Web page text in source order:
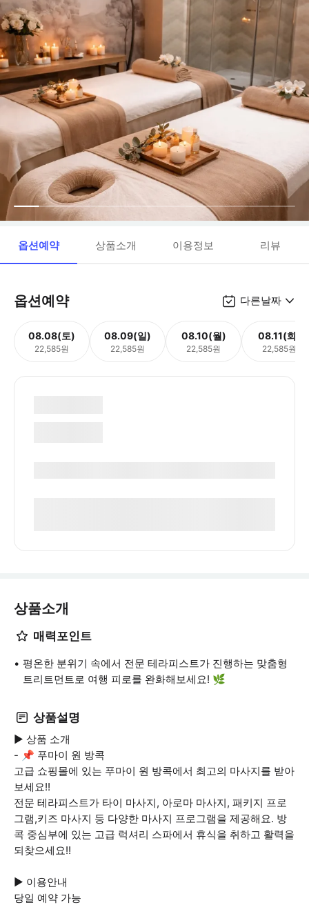
옵션예약 상품소개 이용정보 리뷰
옵션예약 다른날짜
08.08(토)
22,585원
08.09(일)
22,585원
08.10(월)
22,585원
08.11(화)
22,585원
상품소개
매력포인트
평온한 분위기 속에서 전문 테라피스트가 진행하는 맞춤형
트리트먼트로 여행 피로를 완화해보세요! 🌿
상품설명
▶ 상품 소개
- 📌 푸마이 원 방콕
고급 쇼핑몰에 있는 푸마이 원 방콕에서 최고의 마사지를 받아
보세요!!
전문 테라피스트가 타이 마사지, 아로마 마사지, 패키지 프로
그램,키즈 마사지 등 다양한 마사지 프로그램을 제공해요. 방
콕 중심부에 있는 고급 럭셔리 스파에서 휴식을 취하고 활력을
되찾으세요!!
▶ 이용안내
당일 예약 가능